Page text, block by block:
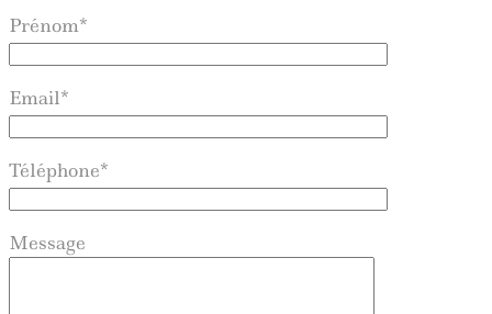
Prénom*
Email*
Téléphone*
Message